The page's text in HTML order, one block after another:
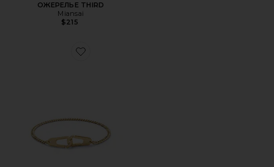
ОЖЕРЕЛЬЕ THIRD
Miansai
$215
Favorite БРАСЛЕТ DIMA